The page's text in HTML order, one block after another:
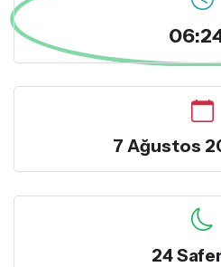
7 Ağustos
24